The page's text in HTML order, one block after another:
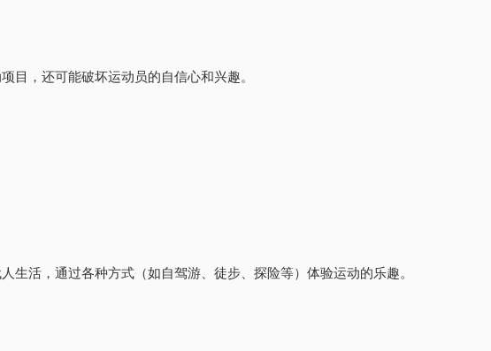
目，还可能破坏运动员的自信心和兴趣。
生活，通过各种方式（如自驾游、徒步、探险等）体验运动的乐趣。